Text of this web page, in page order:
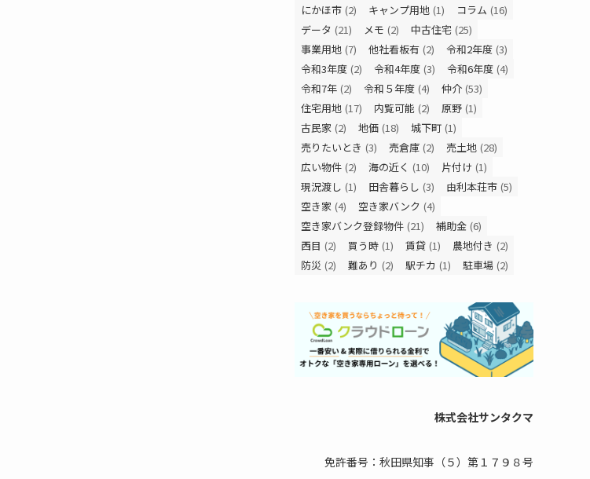
にかほ市 (2) キャンプ用地 (1) コラム (16)
データ (21) メモ (2) 中古住宅 (25)
事業用地 (7) 他社看板有 (2) 令和2年度 (3)
令和3年度 (2) 令和4年度 (3) 令和6年度 (4)
令和7年 (2) 令和５年度 (4) 仲介 (53)
住宅用地 (17) 内覧可能 (2) 原野 (1)
古民家 (2) 地価 (18) 城下町 (1)
売りたいとき (3) 売倉庫 (2) 売土地 (28)
広い物件 (2) 海の近く (10) 片付け (1)
現況渡し (1) 田舎暮らし (3) 由利本荘市 (5)
空き家 (4) 空き家バンク (4)
空き家バンク登録物件 (21) 補助金 (6)
西目 (2) 買う時 (1) 賃貸 (1) 農地付き (2)
防災 (2) 難あり (2) 駅チカ (1) 駐車場 (2)
株式会社サンタクマ
免許番号：秋田県知事（５）第１７９８号